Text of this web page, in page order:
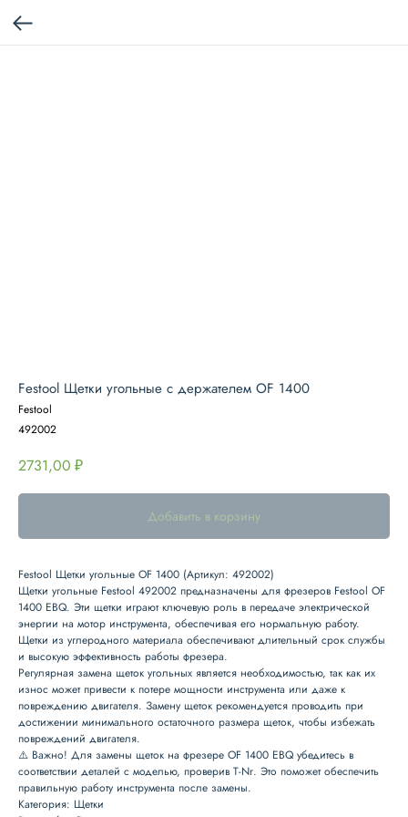
Festool Щетки угольные с держателем OF 1400
Festool
492002
2731,00 ₽
Добавить в корзину
Festool Щетки угольные OF 1400 (Артикул: 492002)
Щетки угольные Festool 492002 предназначены для фрезеров Festool OF
1400 EBQ. Эти щетки играют ключевую роль в передаче электрической
энергии на мотор инструмента, обеспечивая его нормальную работу.
Щетки из углеродного материала обеспечивают длительный срок службы
и высокую эффективность работы фрезера.
Регулярная замена щеток угольных является необходимостью, так как их
износ может привести к потере мощности инструмента или даже к
повреждению двигателя. Замену щеток рекомендуется проводить при
достижении минимального остаточного размера щеток, чтобы избежать
повреждений двигателя.
⚠️ Важно! Для замены щеток на фрезере OF 1400 EBQ убедитесь в
соответствии деталей с моделью, проверив T-Nr. Это поможет обеспечить
правильную работу инструмента после замены.
Категория: Щетки